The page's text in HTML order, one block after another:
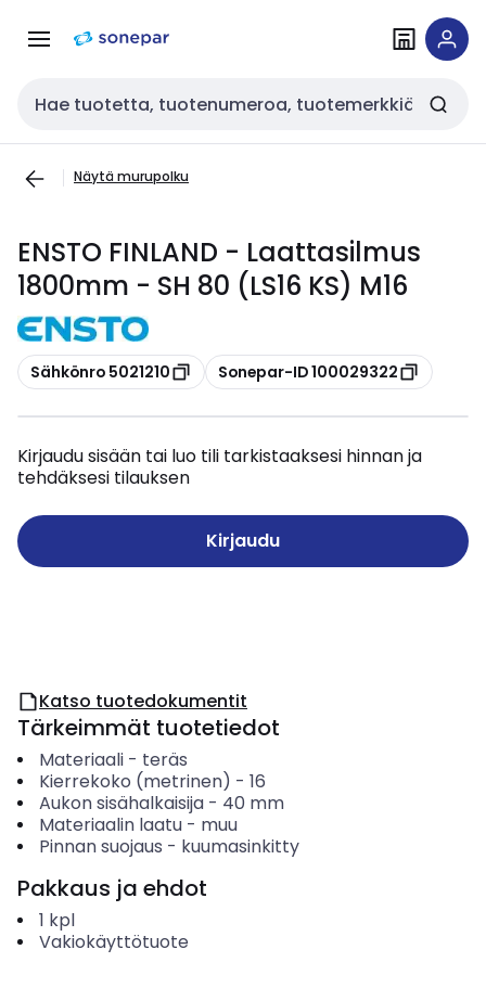
navigointiinsisältöön
Haku
Näytä murupolku
ENSTO FINLAND - Laattasilmus
1800mm - SH 80 (LS16 KS) M16
Kopioi
Sähkönro 5021210 Kopioi
Sonepar-ID 100029322
Kirjaudu sisään tai luo tili tarkistaaksesi hinnan ja
tehdäksesi tilauksen
Kirjaudu
Katso tuotedokumentit
Tärkeimmät tuotetiedot
Materiaali- teräs
Kierrekoko (metrinen) - 16
Aukon sisähalkaisija- 40 mm
Materiaalin laatu- muu
Pinnan suojaus - kuumasinkitty
Pakkaus ja ehdot
1 kpl
Vakiokäyttötuote